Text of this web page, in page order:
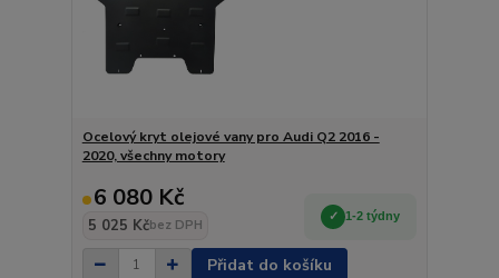
Ocelový kryt olejové vany pro Audi Q2 2016 -
2020, všechny motory
6 080 Kč
5 025 Kčbez DPH
1-2 týdny
Přidat do košíku